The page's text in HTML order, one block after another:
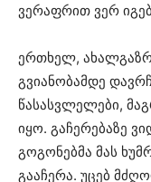
ვერაფრით ვერ
ერთხელ,
გვიანობამდე
წასასვლელები,
იყო. გაჩერებაზე
გოგონებმა მას
გააჩერა. უცებ